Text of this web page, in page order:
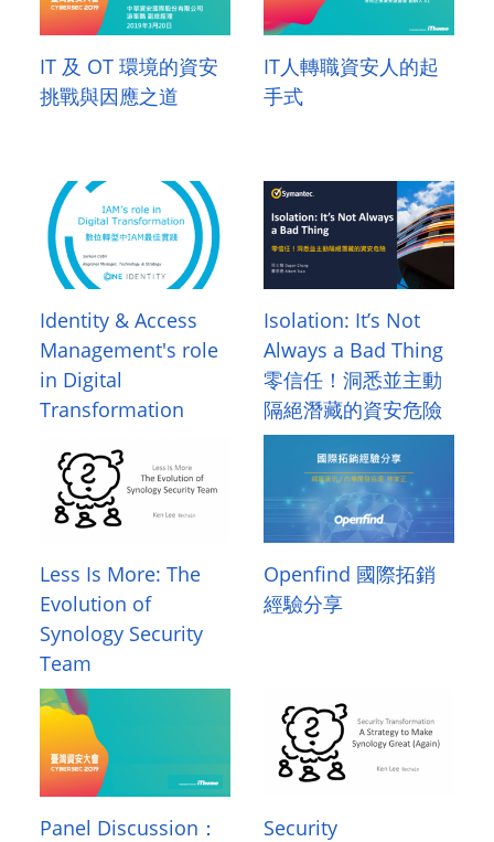
IT 及 OT 環境的資安
挑戰與因應之道
IT人轉職資安人的起
手式
Identity & Access
Management's role
in Digital
Transformation
Isolation: It’s Not
Always a Bad Thing
零信任！洞悉並主動
隔絕潛藏的資安危險
Less Is More: The
Evolution of
Synology Security
Team
Openfind 國際拓銷
經驗分享
Panel Discussion：
Security